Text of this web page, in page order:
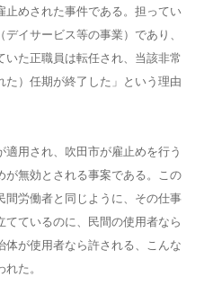
止めされた事件である。担ってい
イサービス等の事業）であり、
た正職員は転任され、当該非常
）任期が終了した」という理由
用され、吹田市が雇止めを行う
が無効とされる事案である。この
間労働者と同じように、その仕事
ているのに、民間の使用者なら
が使用者なら許される、こんな
た。